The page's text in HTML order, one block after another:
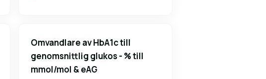
Omvandlare av HbA1c till
genomsnittlig glukos - % till
mmol/mol & eAG